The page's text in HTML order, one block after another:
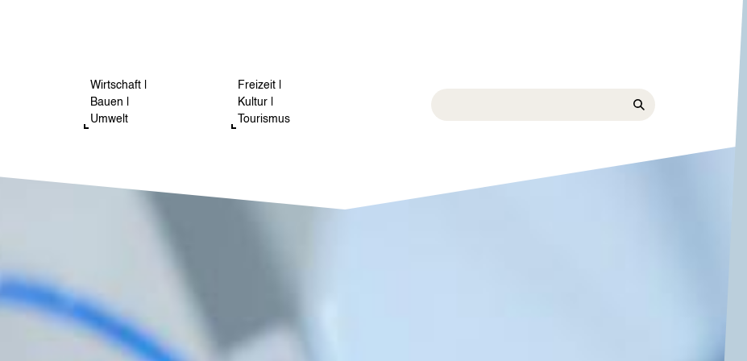
Wirtschaft |
Bauen |
Umwelt
Freizeit |
Kultur |
Tourismus